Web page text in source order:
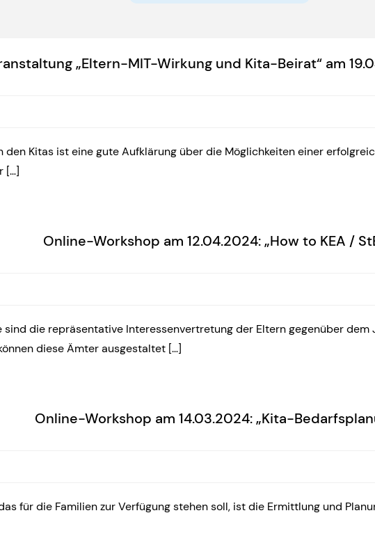
„Eltern-MIT-Wirkung und Kita-Beirat“ am
Kitas ist eine gute Aufklärung über die Möglichkeiten einer
[…]
Online-Workshop am 12.04.2024: „How to KEA /
die repräsentative Interessenvertretung der Eltern gegenüber
diese Ämter ausgestaltet […]
Online-Workshop am 14.03.2024: „Kita-
für die Familien zur Verfügung stehen soll, ist die Ermittlung und